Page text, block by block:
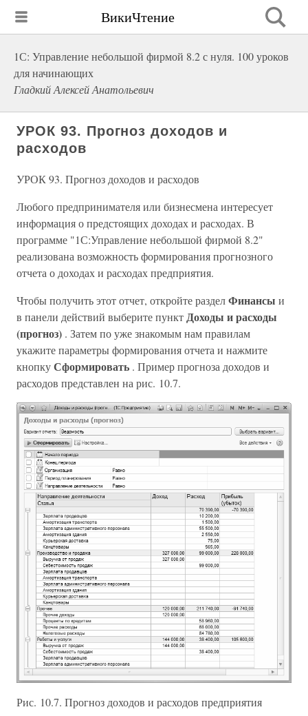
ВикиЧтение
1С: Управление небольшой фирмой 8.2 с нуля. 100 уроков
для начинающих
Гладкий Алексей Анатольевич
УРОК 93. Прогноз доходов и
расходов
УРОК 93. Прогноз доходов и расходов
Любого предпринимателя или бизнесмена интересует
информация о предстоящих доходах и расходах. В
программе "1С:Управление небольшой фирмой 8.2"
реализована возможность формирования прогнозного
отчета о доходах и расходах предприятия.
Чтобы получить этот отчет, откройте разделФинансы и
в панели действий выберите пунктДоходы и расходы
(прогноз) . Затем по уже знакомым нам правилам
укажите параметры формирования отчета и нажмите
кнопкуСформировать . Пример прогноза доходов и
расходов представлен на рис. 10.7.
Рис. 10.7. Прогноз доходов и расходов предприятия